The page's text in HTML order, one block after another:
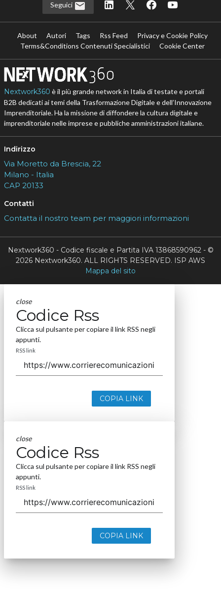
Seguici
About Autori Tags Rss Feed
Privacy e Cookie Policy
Terms&Conditions Contenuti Specialistici
Cookie Center
Nextwork360 è il più grande network in Italia di testate e portali
B2B dedicati ai temi della Trasformazione Digitale e dell’Innovazione
Imprenditoriale. Ha la missione di diffondere la cultura digitale e
imprenditoriale nelle imprese e pubbliche amministrazioni italiane.
Indirizzo
Via Moretto da Brescia, 22
Milano - Italia
CAP 20133
Contatti
Contatta il nostro team per maggiori informazioni
Nextwork360 - Codice fiscale e Partita IVA 13868590962 - ©
2026 Nextwork360. ALL RIGHTS RESERVED. ISP AWS
Mappa del sito
close
Codice Rss
Clicca sul pulsante per copiare il link RSS negli
appunti.
RSS link
COPIA LINK
close
Codice Rss
Clicca sul pulsante per copiare il link RSS negli
appunti.
RSS link
COPIA LINK